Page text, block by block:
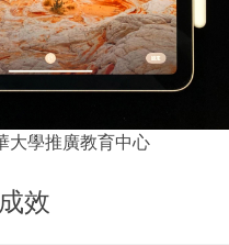
大學推廣教育中心
效